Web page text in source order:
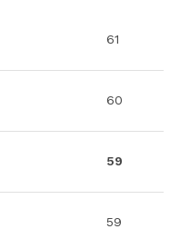
61
60
59
59